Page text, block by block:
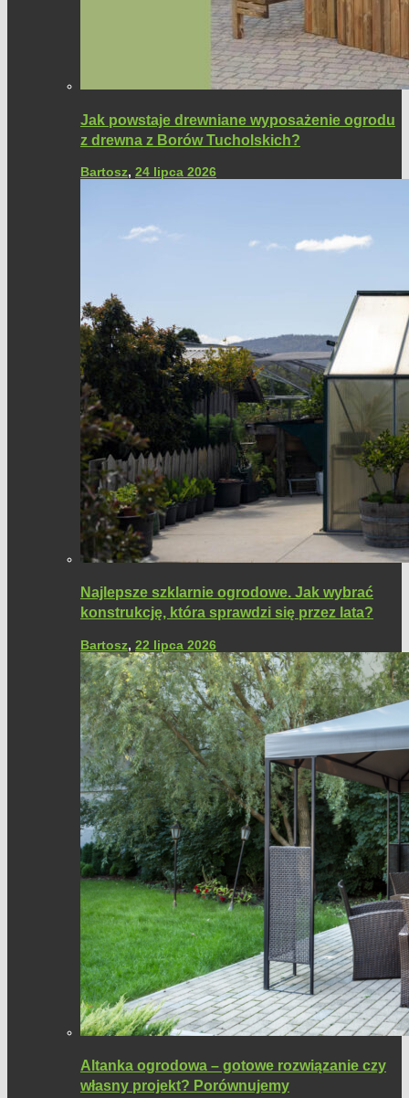
Jak powstaje drewniane wyposażenie ogrodu
z drewna z Borów Tucholskich?
Bartosz, 24 lipca 2026
Najlepsze szklarnie ogrodowe. Jak wybrać
konstrukcję, która sprawdzi się przez lata?
Bartosz, 22 lipca 2026
Altanka ogrodowa – gotowe rozwiązanie czy
własny projekt? Porównujemy